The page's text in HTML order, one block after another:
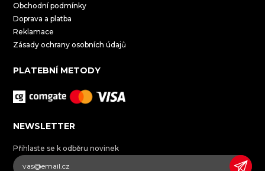
Obchodní podmínky
Doprava a platba
Reklamace
Zásady ochrany osobních údajů
PLATEBNÍ METODY
NEWSLETTER
Přihlaste se k odběru novinek